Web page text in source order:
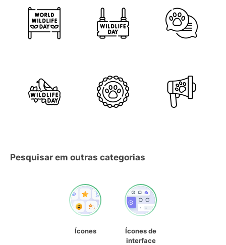
Pesquisar em outras categorias
Ícones
Ícones de
interface